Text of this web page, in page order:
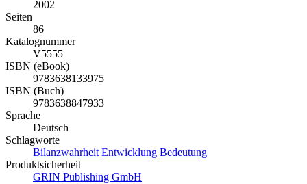
2002
Seiten
86
Katalognummer
V5555
ISBN (eBook)
9783638133975
ISBN (Buch)
9783638847933
Sprache
Deutsch
Schlagworte
Bilanzwahrheit Entwicklung Bedeutung
Produktsicherheit
GRIN Publishing GmbH